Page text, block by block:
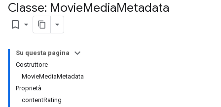
Classe: MovieMediaMetadata
bookmark_border
Su questa pagina
Costruttore
MovieMediaMetadata
Proprietà
contentRating